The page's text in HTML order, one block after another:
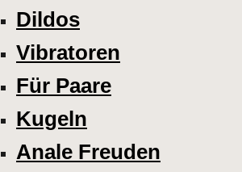
Dildos
Vibratoren
Für Paare
Kugeln
Anale Freuden